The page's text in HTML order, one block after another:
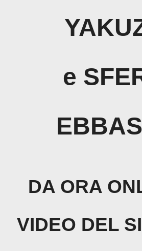
e
DA ORA
VIDEO DEL